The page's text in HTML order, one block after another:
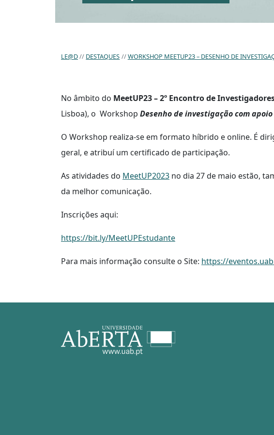
LE@D DESTAQUES WORKSHOP MEETUP23 – DESENHO DE
No âmbito do MeetUP23 – 2º Encontro de
Lisboa), o Workshop Desenho de investigação com
O Workshop realiza-se em formato híbrido e online. É
geral, e atribuí um certificado de participação.
As atividades do MeetUP2023 no dia 27 de maio estão,
da melhor comunicação.
Inscrições aqui:
https://bit.ly/MeetUPEstudante
Para mais informação consulte o Site: https://